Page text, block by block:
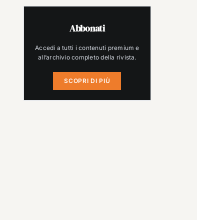
Abbonati
Accedi a tutti i contenuti premium e
all’archivio completo della rivista.
SCOPRI DI PIÙ